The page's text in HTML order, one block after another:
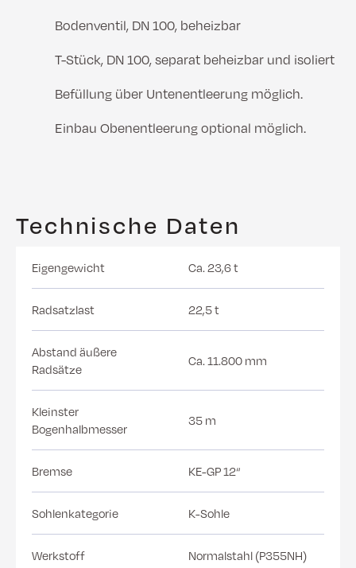
Bodenventil, DN 100, beheizbar
T-Stück, DN 100, separat beheizbar und isoliert
Befüllung über Untenentleerung möglich.
Einbau Obenentleerung optional möglich.
Technische Daten
Eigengewicht Ca. 23,6 t
Radsatzlast 22,5 t
Abstand äußere
Radsätze
Ca. 11.800 mm
Kleinster
Bogenhalbmesser
35 m
Bremse KE-GP 12“
Sohlenkategorie K-Sohle
Werkstoff Normalstahl (P355NH)